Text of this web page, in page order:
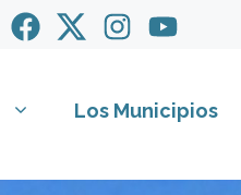
Los Municipios